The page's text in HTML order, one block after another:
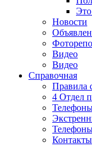
Новости
Видео
Видео
Справочная
Правила
4 Отдел
Контакты